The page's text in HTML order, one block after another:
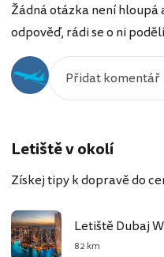
Žádná otázka není hloupá
odpověď, rádi se o ni
Letiště v okolí
Získej tipy k dopravě do
Letiště Dubaj
82 km